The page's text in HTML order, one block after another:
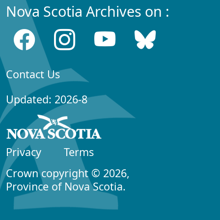
Nova Scotia Archives on :
Contact Us
Updated: 2026-8
Privacy
Terms
Crown copyright © 2026,
Province of Nova Scotia.